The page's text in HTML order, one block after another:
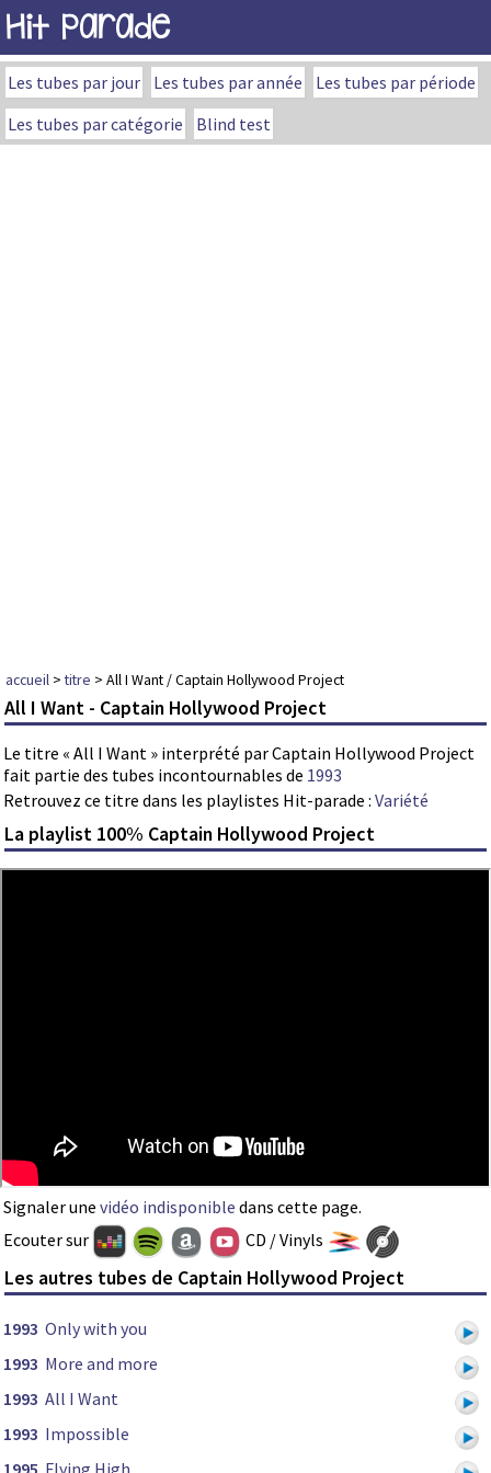
Hit Parade
Les tubes par jour Les tubes par année
Les tubes par période
Les tubes par catégorie
Blind test
accueil >titre > All I Want / Captain Hollywood Project
All I Want - Captain Hollywood Project
Le titre « All I Want » interprété par Captain Hollywood Project
fait partie des tubes incontournables de 1993
Retrouvez ce titre dans les playlistes Hit-parade : Variété
La playlist 100% Captain Hollywood Project
Signaler une vidéo indisponible dans cette page.
Ecouter sur
CD / Vinyls
Les autres tubes de Captain Hollywood Project
1993 Only with you
1993 More and more
1993 All I Want
1993 Impossible